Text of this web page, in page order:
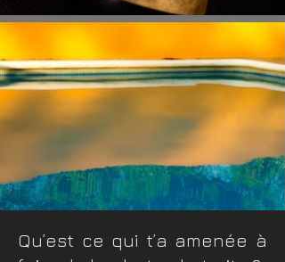
Qu’est ce qui t’a amenée à